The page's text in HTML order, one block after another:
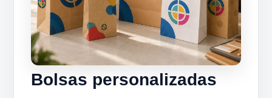
Bolsas personalizadas